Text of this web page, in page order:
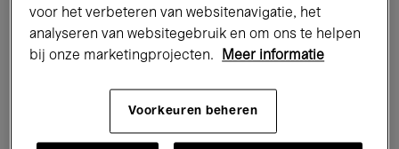
Performances Lezingen & Debatten
Klassieke Muziek Global Music
Elektronische Muziek
voor het verbeteren van websitenavigatie, het
analyseren van websitegebruik en om ons te helpen
bij onze marketingprojecten.
Meer informatie
Voorkeuren beheren